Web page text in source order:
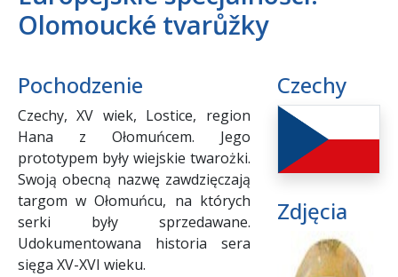
Olomoucké tvarůžky
Pochodzenie
Czechy, XV wiek, Lostice, region
Hana z Ołomuńcem. Jego
prototypem były wiejskie twarożki.
Swoją obecną nazwę zawdzięczają
targom w Ołomuńcu, na których
serki były sprzedawane.
Udokumentowana historia sera
sięga XV-XVI wieku.
Czechy
Zdjęcia